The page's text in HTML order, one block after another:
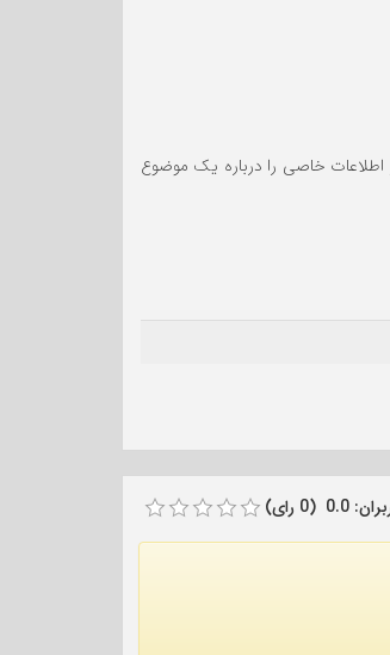
اطلاعات خاصی را درباره یک موضوع
(0 رای)